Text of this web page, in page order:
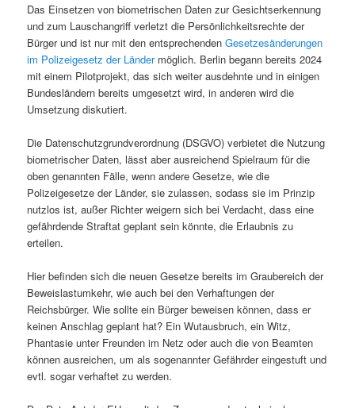
Das Einsetzen von biometrischen Daten zur Gesichtserkennung
und zum Lauschangriff verletzt die Persönlichkeitsrechte der
Bürger und ist nur mit den entsprechendenGesetzesänderungen
im Polizeigesetz der Ländermöglich. Berlin begann bereits 2024
mit einem Pilotprojekt, das sich weiter ausdehnte und in einigen
Bundesländern bereits umgesetzt wird, in anderen wird die
Umsetzung diskutiert.
Die Datenschutzgrundverordnung (DSGVO) verbietet die Nutzung
biometrischer Daten, lässt aber ausreichend Spielraum für die
oben genannten Fälle, wenn andere Gesetze, wie die
Polizeigesetze der Länder, sie zulassen, sodass sie im Prinzip
nutzlos ist, außer Richter weigern sich bei Verdacht, dass eine
gefährdende Straftat geplant sein könnte, die Erlaubnis zu
erteilen.
Hier befinden sich die neuen Gesetze bereits im Graubereich der
Beweislastumkehr, wie auch bei den Verhaftungen der
Reichsbürger. Wie sollte ein Bürger beweisen können, dass er
keinen Anschlag geplant hat? Ein Wutausbruch, ein Witz,
Phantasie unter Freunden im Netz oder auch die von Beamten
können ausreichen, um als sogenannter Gefährder eingestuft und
evtl. sogar verhaftet zu werden.